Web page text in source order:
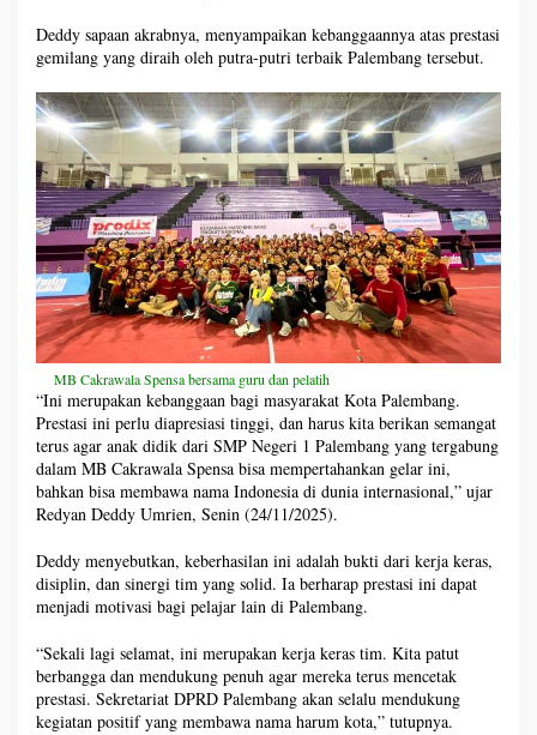
Deddy sapaan akrabnya, menyampaikan kebanggaannya atas prestasi
gemilang yang diraih oleh putra-putri terbaik Palembang tersebut.
MB Cakrawala Spensa bersama guru dan pelatih
“Ini merupakan kebanggaan bagi masyarakat Kota Palembang.
Prestasi ini perlu diapresiasi tinggi, dan harus kita berikan semangat
terus agar anak didik dari SMP Negeri 1 Palembang yang tergabung
dalam MB Cakrawala Spensa bisa mempertahankan gelar ini,
bahkan bisa membawa nama Indonesia di dunia internasional,” ujar
Redyan Deddy Umrien, Senin (24/11/2025).
Deddy menyebutkan, keberhasilan ini adalah bukti dari kerja keras,
disiplin, dan sinergi tim yang solid. Ia berharap prestasi ini dapat
menjadi motivasi bagi pelajar lain di Palembang.
“Sekali lagi selamat, ini merupakan kerja keras tim. Kita patut
berbangga dan mendukung penuh agar mereka terus mencetak
prestasi. Sekretariat DPRD Palembang akan selalu mendukung
kegiatan positif yang membawa nama harum kota,” tutupnya.